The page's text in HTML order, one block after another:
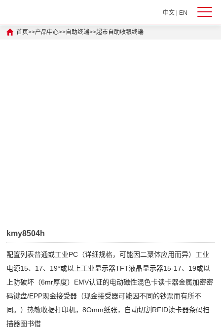
中文| EN
首页>>产品中心>>自助终端>>超市自助收银终端
kmy8504h
配置列表普通或工业PC（详细规格，可能因二聚体应用而异）工业
电源15、17、19*或以上工业显示器TFT液晶显示器15-17、19或以
上防破坏（6mr厚度）EMV认证的电动磁性混色卡读卡器金属加密密
码键盘/EPP现金接受器（现金接受器可能因不同的钞票而有所不
同。）热敏收据打印机，8Omm纸张，自动切割RFID读卡器条码扫
描器图书借